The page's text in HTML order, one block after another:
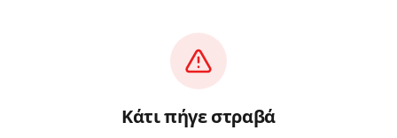
Κάτι πήγε στραβά